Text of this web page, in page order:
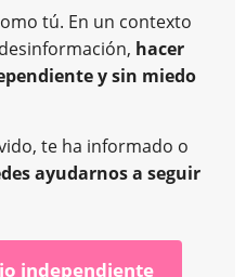
tú. En un contexto
hacer
y sin miedo
te ha informado o
ayudarnos a seguir
independiente